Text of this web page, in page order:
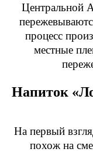
Центральной
процесс
местные
Напиток
На первый
похож на